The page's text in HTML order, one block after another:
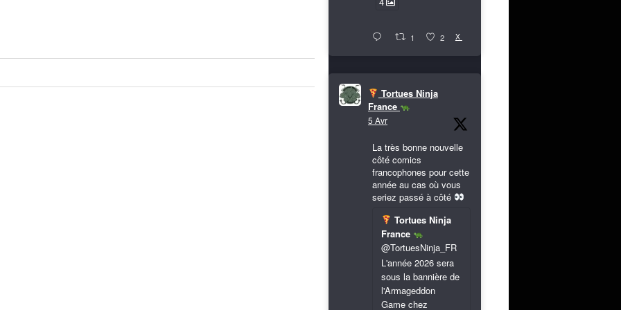
1 2 X
Tortues Ninja
France
5 Avr
La très bonne nouvelle
côté comics
francophones pour cette
année au cas où vous
seriez passé à côté
Tortues Ninja
France
@TortuesNinja_FR
L'année 2026 sera
sous la bannière de
l'Armageddon
Game chez